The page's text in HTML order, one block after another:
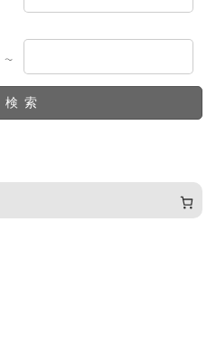
～
検索